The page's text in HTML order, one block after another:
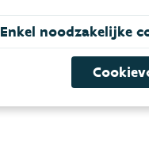
Enkel noodzakelijke